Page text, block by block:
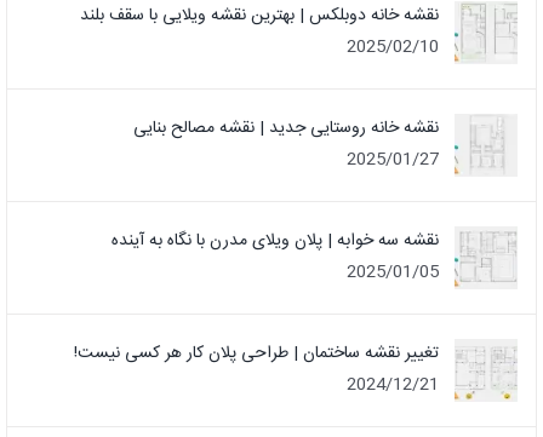
نقشه خانه دوبلکس | بهترین نقشه ویلایی با سقف بلند
2025/02/10
نقشه خانه روستایی جدید | نقشه مصالح بنایی
2025/01/27
نقشه سه خوابه | پلان ویلای مدرن با نگاه به آینده
2025/01/05
تغییر نقشه ساختمان | طراحی پلان کار هر کسی نیست!
2024/12/21